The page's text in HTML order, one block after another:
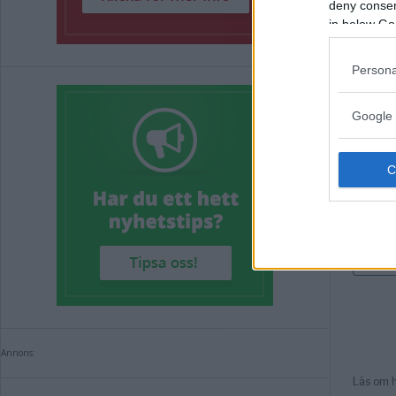
deny
in below
Google
Annons: